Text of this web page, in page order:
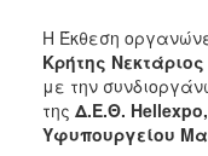
Η Έκθεση
Κρήτης
με την
της Δ.Ε.Θ. Hellexpo,
Υφυπουργείου